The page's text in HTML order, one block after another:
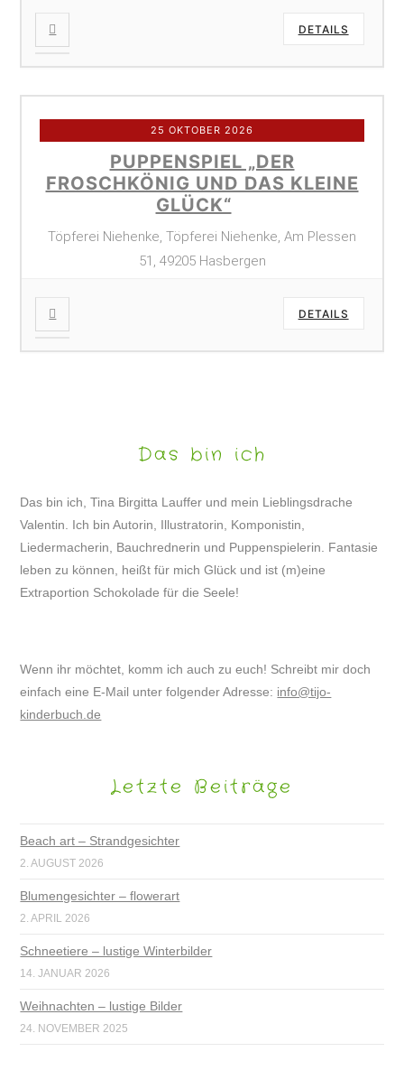
DETAILS
25 OKTOBER 2026
PUPPENSPIEL „DER
FROSCHKÖNIG UND DAS KLEINE
GLÜCK“
Töpferei Niehenke, Töpferei Niehenke, Am Plessen
51, 49205 Hasbergen
DETAILS
Das bin ich
Das bin ich, Tina Birgitta Lauffer und mein Lieblingsdrache
Valentin. Ich bin Autorin, Illustratorin, Komponistin,
Liedermacherin, Bauchrednerin und Puppenspielerin. Fantasie
leben zu können, heißt für mich Glück und ist (m)eine
Extraportion Schokolade für die Seele!
Wenn ihr möchtet, komm ich auch zu euch! Schreibt mir doch
einfach eine E-Mail unter folgender Adresse: info@tijo-
kinderbuch.de
Letzte Beiträge
Beach art – Strandgesichter
2. AUGUST 2026
Blumengesichter – flowerart
2. APRIL 2026
Schneetiere – lustige Winterbilder
14. JANUAR 2026
Weihnachten – lustige Bilder
24. NOVEMBER 2025